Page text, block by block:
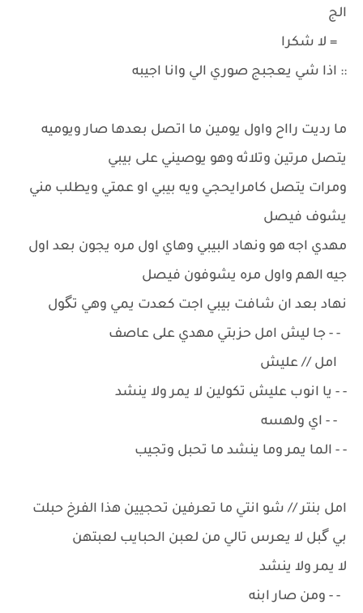
الج
= لا شكرا
:: اذا شي يعجبج صوري الي وانا اجيبه
ما رديت رااح واول يومين ما اتصل بعدها صار ويوميه
يتصل مرتين وتلاثه وهو يوصيني على بيبي
ومرات يتصل كامرايحجي ويه بيبي او عمتي ويطلب مني
يشوف فيصل
مهدي اجه هو ونهاد البيبي وهاي اول مره يجون بعد اول
جيه الهم واول مره يشوفون فيصل
نهاد بعد ان شافت بيبي اجت كعدت يمي وهي تگول
- - جا ليش امل حزبتي مهدي على عاصف
امل // عليش
- - يا انوب عليش تكولين لا يمر ولا ينشد
- - اي ولهسه
- - الما يمر وما ينشد ما تحبل وتجيب
امل بنتر // شو انتي ما تعرفين تحجيين هذا الفرخ حبلت
بي گبل لا يعرس تالي من لعبن الحبايب لعبتهن
لا يمر ولا ينشد
- - ومن صار ابنه